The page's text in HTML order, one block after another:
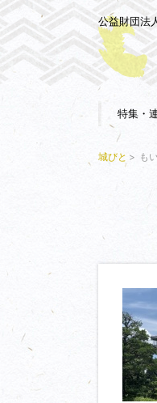
公益財団法
特集・
城びと も